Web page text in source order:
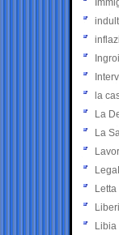
la
La
La
Libia